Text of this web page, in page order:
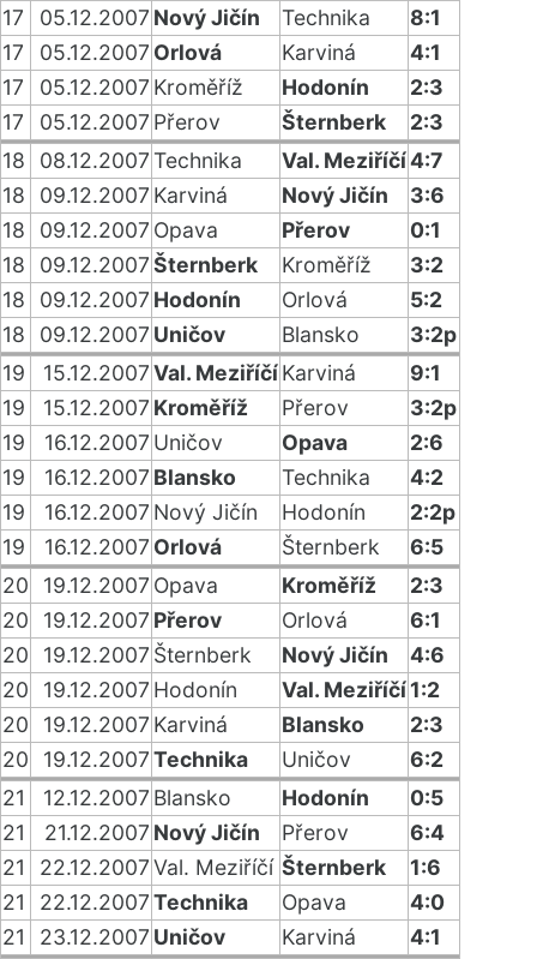
17
05.12.2007 Nový Jičín Technika
8:1
17
05.12.2007 Orlová Karviná
4:1
17
05.12.2007 Kroměříž Hodonín
2:3
17
05.12.2007 Přerov Šternberk
2:3
18
08.12.2007Technika Val. Meziříčí4:7
18
09.12.2007 Karviná Nový Jičín
3:6
18
09.12.2007 Opava Přerov
0:1
18
09.12.2007Šternberk Kroměříž
3:2
18
09.12.2007 Hodonín Orlová
5:2
18
09.12.2007 Uničov Blansko
3:2p
19
15.12.2007Val. MeziříčíKarviná
9:1
19
15.12.2007 Kroměříž Přerov
3:2p
19
16.12.2007 Uničov Opava
2:6
19
16.12.2007 Blansko Technika
4:2
19
16.12.2007 Nový Jičín Hodonín
2:2p
19
16.12.2007 Orlová Šternberk
6:5
20
19.12.2007 Opava Kroměříž
2:3
20
19.12.2007 Přerov Orlová
6:1
20
19.12.2007 Šternberk Nový Jičín
4:6
20
19.12.2007 Hodonín Val. Meziříčí1:2
20
19.12.2007 Karviná Blansko
2:3
20
19.12.2007Technika Uničov
6:2
21
12.12.2007 Blansko Hodonín
0:5
21
21.12.2007 Nový Jičín Přerov
6:4
21
22.12.2007Val. Meziříčí Šternberk
1:6
21
22.12.2007Technika Opava
4:0
21
23.12.2007 Uničov Karviná
4:1